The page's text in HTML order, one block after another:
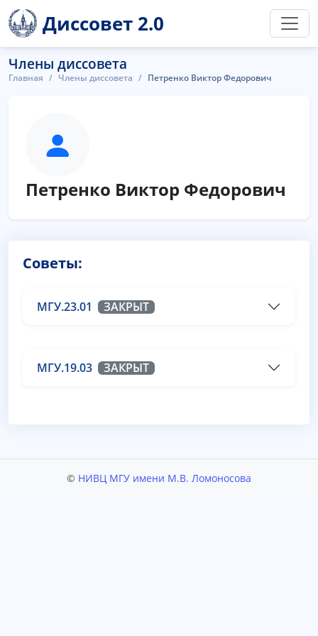
Диссовет 2.0
Члены диссовета
Главная Члены диссовета Петренко Виктор Федорович
Петренко Виктор Федорович
Советы:
МГУ.23.01 ЗАКРЫТ
МГУ.19.03 ЗАКРЫТ
© НИВЦ МГУ имени М.В. Ломоносова